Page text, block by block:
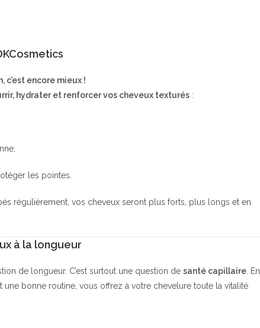
c’est encore mieux !
hydrater et renforcer vos cheveux texturés :
les pointes.
régulièrement, vos cheveux seront plus forts, plus longs et en
à la longueur
de longueur. C’est surtout une question de santé capillaire . En
bonne routine, vous offrez à votre chevelure toute la vitalité